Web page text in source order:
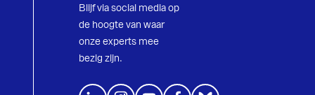
Blijf via social media op
de hoogte van waar
onze experts mee
bezig zijn.